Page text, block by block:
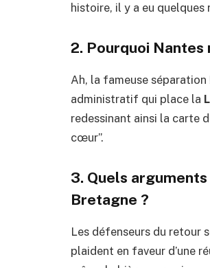
histoire, il y a eu quelques
2. Pourquoi
Ah, la fameuse séparation
administratif qui place la
redessinant ainsi la carte
cœur”.
3. Quels
Bretagne ?
Les défenseurs du retour
plaident en faveur d’une